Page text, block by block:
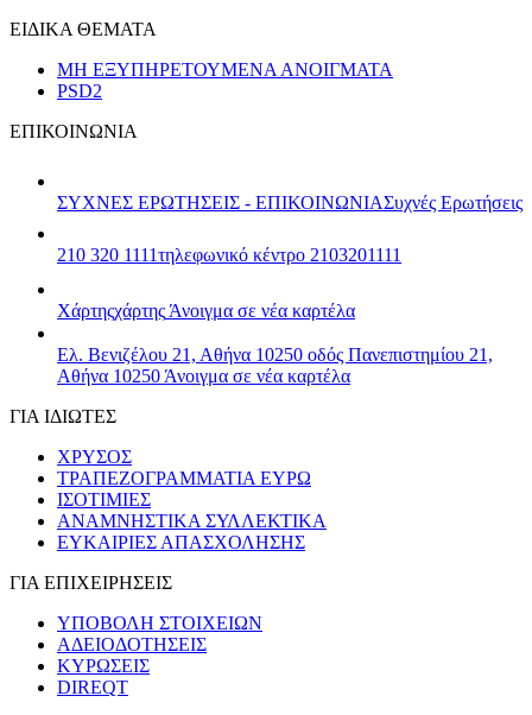
ΕΙΔΙΚΑ ΘΕΜΑΤΑ
ΜΗ ΕΞΥΠΗΡΕΤΟΥΜΕΝΑ ΑΝΟΙΓΜΑΤΑ
PSD2
ΕΠΙΚΟΙΝΩΝΙΑ
ΣΥΧΝΕΣ ΕΡΩΤΗΣΕΙΣ - ΕΠΙΚΟΙΝΩΝΙΑΣυχνές Ερωτήσεις
210 320 1111τηλεφωνικό κέντρο 2103201111
Χάρτηςχάρτης Άνοιγμα σε νέα καρτέλα
Ελ. Βενιζέλου 21, Αθήνα 10250 οδός Πανεπιστημίου 21,
Αθήνα 10250 Άνοιγμα σε νέα καρτέλα
ΓΙΑ ΙΔΙΩΤΕΣ
ΧΡΥΣΟΣ
ΤΡΑΠΕΖΟΓΡΑΜΜΑΤΙΑ ΕΥΡΩ
ΙΣΟΤΙΜΙΕΣ
ΑΝΑΜΝΗΣΤΙΚΑ ΣΥΛΛΕΚΤΙΚΑ
ΕΥΚΑΙΡΙΕΣ ΑΠΑΣΧΟΛΗΣΗΣ
ΓΙΑ ΕΠΙΧΕΙΡΗΣΕΙΣ
ΥΠΟΒΟΛΗ ΣΤΟΙΧΕΙΩΝ
ΑΔΕΙΟΔΟΤΗΣΕΙΣ
ΚΥΡΩΣΕΙΣ
DIREQT